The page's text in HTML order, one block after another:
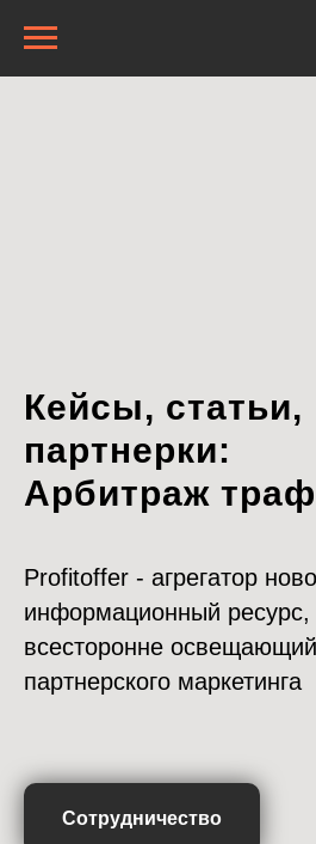
Кейсы, статьи,
партнерки:
Арбитраж
Profitoffer - агрегатор
информационный ресурс,
всесторонне
партнерского маркетинга
Сотрудничество